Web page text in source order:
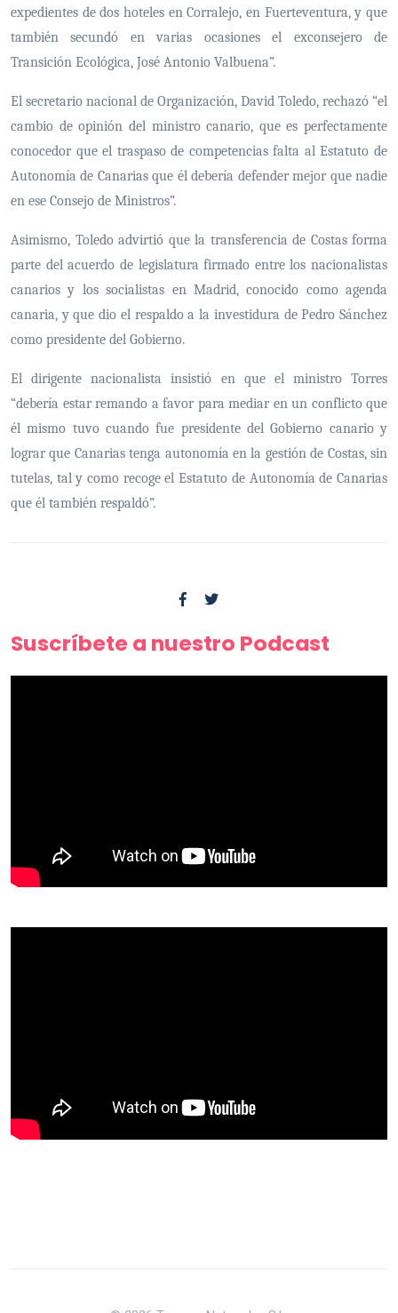
expedientes de dos hoteles en Corralejo, en Fuerteventura, y que
también secundó en varias ocasiones el exconsejero de
Transición Ecológica, José Antonio Valbuena”.
El secretario nacional de Organización, David Toledo, rechazó “el
cambio de opinión del ministro canario, que es perfectamente
conocedor que el traspaso de competencias falta al Estatuto de
Autonomía de Canarias que él debería defender mejor que nadie
en ese Consejo de Ministros”.
Asimismo, Toledo advirtió que la transferencia de Costas forma
parte del acuerdo de legislatura firmado entre los nacionalistas
canarios y los socialistas en Madrid, conocido como agenda
canaria, y que dio el respaldo a la investidura de Pedro Sánchez
como presidente del Gobierno.
El dirigente nacionalista insistió en que el ministro Torres
“debería estar remando a favor para mediar en un conflicto que
él mismo tuvo cuando fue presidente del Gobierno canario y
lograr que Canarias tenga autonomía en la gestión de Costas, sin
tutelas, tal y como recoge el Estatuto de Autonomía de Canarias
que él también respaldó”.
Suscríbete a nuestro Podcast